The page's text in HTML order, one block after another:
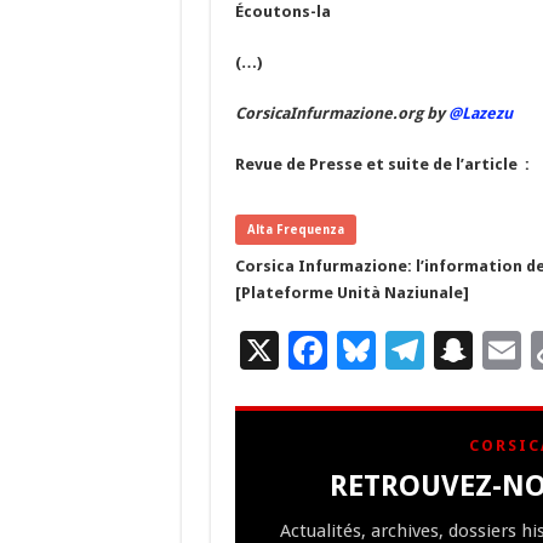
Écoutons-la
(…)
CorsicaInfurmazione.org by@Lazezu
Revue de Presse et suite de l’article :
Alta Frequenza
Corsica Infurmazione: l’information
[Plateforme Unità Naziunale]
X F
b
o
Bl
ky
T
gr
a
S
a
p
c
E
l
RETROUVEZ-
Actualités, archives, dossiers